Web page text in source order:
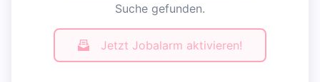
Suche gefunden.
Jetzt Jobalarm aktivieren!